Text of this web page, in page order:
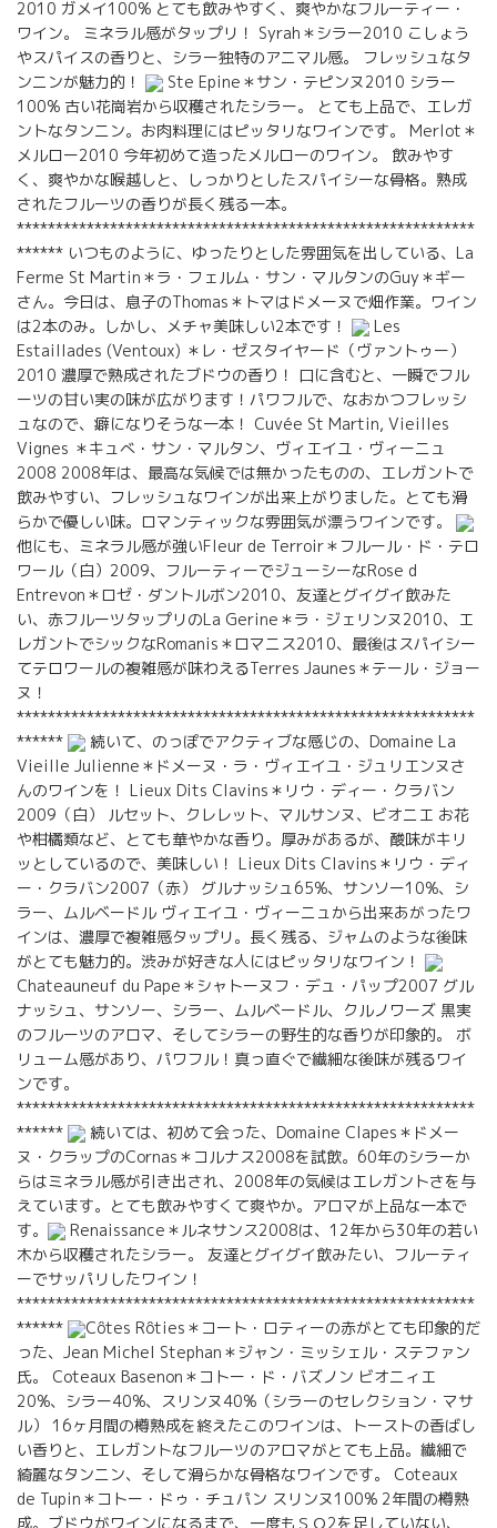
2010 ガメイ100% とても飲みやすく、爽やかなフルーティー・
ワイン。 ミネラル感がタップリ！ Syrah＊シラー2010 こしょう
やスパイスの香りと、シラー独特のアニマル感。 フレッシュなタ
ンニンが魅力的！
Ste Epine＊サン・テピンヌ2010 シラー
100% 古い花崗岩から収穫されたシラー。 とても上品で、エレガ
ントなタンニン。お肉料理にはピッタリなワインです。 Merlot＊
メルロー2010 今年初めて造ったメルローのワイン。 飲みやす
く、爽やかな喉越しと、しっかりとしたスパイシーな骨格。熟成
されたフルーツの香りが長く残る一本。
***********************************************************
****** いつものように、ゆったりとした雰囲気を出している、La
Ferme St Martin＊ラ・フェルム・サン・マルタンのGuy＊ギー
さん。今日は、息子のThomas＊トマはドメーヌで畑作業。ワイン
は2本のみ。しかし、メチャ美味しい2本です！
Les
Estaillades (Ventoux) ＊レ・ゼスタイヤード（ヴァントゥー）
2010 濃厚で熟成されたブドウの香り！ 口に含むと、一瞬でフル
ーツの甘い実の味が広がります！パワフルで、なおかつフレッシ
ュなので、癖になりそうな一本！ Cuvée St Martin, Vieilles
Vignes ＊キュべ・サン・マルタン、ヴィエイユ・ヴィーニュ
2008 2008年は、最高な気候では無かったものの、エレガントで
飲みやすい、フレッシュなワインが出来上がりました。とても滑
らかで優しい味。ロマンティックな雰囲気が漂うワインです。
他にも、ミネラル感が強いFleur de Terroir＊フルール・ド・テロ
ワール（白）2009、フルーティーでジューシーなRose d
Entrevon＊ロゼ・ダントルボン2010、友達とグイグイ飲みた
い、赤フルーツタップリのLa Gerine＊ラ・ジェリンヌ2010、エ
レガントでシックなRomanis＊ロマニス2010、最後はスパイシー
てテロワールの複雑感が味わえるTerres Jaunes＊テール・ジョー
ヌ！
***********************************************************
******
続いて、のっぽでアクティブな感じの、Domaine La
Vieille Julienne＊ドメーヌ・ラ・ヴィエイユ・ジュリエンヌさ
んのワインを！ Lieux Dits Clavins＊リウ・ディー・クラバン
2009（白） ルセット、クレレット、マルサンヌ、ビオニエ お花
や柑橘類など、とても華やかな香り。厚みがあるが、酸味がキリ
ッとしているので、美味しい！ Lieux Dits Clavins＊リウ・ディ
ー・クラバン2007（赤） グルナッシュ65%、サンソー10%、シ
ラー、ムルベードル ヴィエイユ・ヴィーニュから出来あがったワ
インは、濃厚で複雑感タップリ。長く残る、ジャムのような後味
がとても魅力的。渋みが好きな人にはピッタリなワイン！
Chateauneuf du Pape＊シャトーヌフ・デュ・パップ2007 グル
ナッシュ、サンソー、シラー、ムルベードル、クルノワーズ 黒実
のフルーツのアロマ、そしてシラーの野生的な香りが印象的。 ボ
リューム感があり、パワフル！真っ直ぐで繊細な後味が残るワイ
ンです。
***********************************************************
******
続いては、初めて会った、Domaine Clapes＊ドメー
ヌ・クラップのCornas＊コルナス2008を試飲。60年のシラーか
らはミネラル感が引き出され、2008年の気候はエレガントさを与
えています。とても飲みやすくて爽やか。アロマが上品な一本で
す。
Renaissance＊ルネサンス2008は、12年から30年の若い
木から収穫されたシラー。 友達とグイグイ飲みたい、フルーティ
ーでサッパリしたワイン！
***********************************************************
******
Côtes Rôties＊コート・ロティーの赤がとても印象的だ
った、Jean Michel Stephan＊ジャン・ミッシェル・ステファン
氏。 Coteaux Basenon＊コトー・ド・バズノン ビオニィエ
20%、シラー40%、スリンヌ40%（シラーのセレクション・マサ
ル） 16ヶ月間の樽熟成を終えたこのワインは、トーストの香ばし
い香りと、エレガントなフルーツのアロマがとても上品。繊細で
綺麗なタンニン、そして滑らかな骨格なワインです。 Coteaux
de Tupin＊コトー・ドゥ・チュパン スリンヌ100% 2年間の樽熟
成。ブドウがワインになるまで、一度もＳＯ2を足していない、